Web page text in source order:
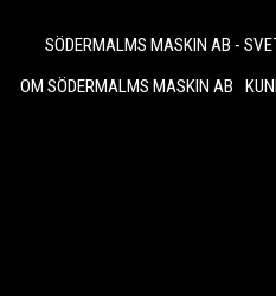
SÖDERMALMS MASKIN AB -
OM SÖDERMALMS MASKIN AB